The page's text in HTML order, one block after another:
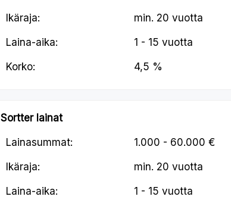
Ikäraja: min. 20 vuotta
Laina-aika: 1 - 15 vuotta
Korko: 4,5 %
Sortter lainat
Lainasummat: 1.000 - 60.000 €
Ikäraja: min. 20 vuotta
Laina-aika: 1 - 15 vuotta